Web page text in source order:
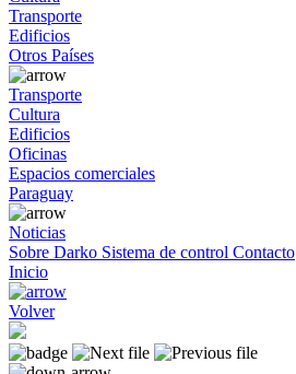
Transporte
Edificios
Otros Países
Transporte
Cultura
Edificios
Oficinas
Espacios comerciales
Paraguay
Noticias
Sobre Darko Sistema de control Contacto
Inicio
Volver